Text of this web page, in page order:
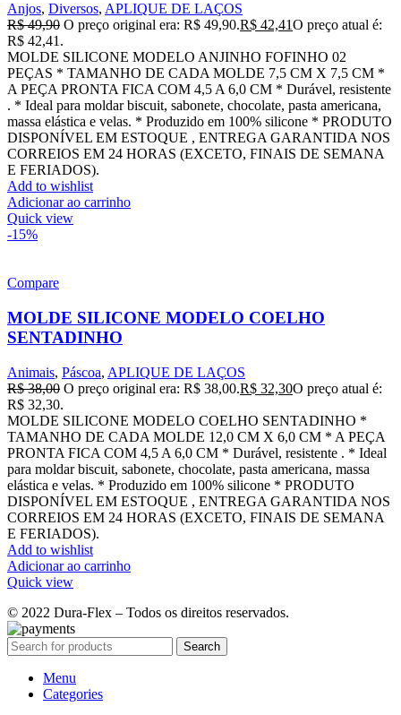
Anjos, Diversos, APLIQUE DE LAÇOS
R$49,90 O preço original era: R$ 49,90.R$ 42,41O preço atual é:
R$ 42,41.
MOLDE SILICONE MODELO ANJINHO FOFINHO 02
PEÇAS * TAMANHO DE CADA MOLDE 7,5 CM X 7,5 CM *
A PEÇA PRONTA FICA COM 4,5 A 6,0 CM * Durável, resistente
. * Ideal para moldar biscuit, sabonete, chocolate, pasta americana,
massa elástica e velas. * Produzido em 100% silicone * PRODUTO
DISPONÍVEL EM ESTOQUE , ENTREGA GARANTIDA NOS
CORREIOS EM 24 HORAS (EXCETO, FINAIS DE SEMANA
E FERIADOS).
Add to wishlist
Adicionar ao carrinho
Quick view
-15%
Compare
MOLDE SILICONE MODELO COELHO
SENTADINHO
Animais, Páscoa, APLIQUE DE LAÇOS
R$38,00 O preço original era: R$ 38,00.R$ 32,30O preço atual é:
R$ 32,30.
MOLDE SILICONE MODELO COELHO SENTADINHO *
TAMANHO DE CADA MOLDE 12,0 CM X 6,0 CM * A PEÇA
PRONTA FICA COM 4,5 A 6,0 CM * Durável, resistente . * Ideal
para moldar biscuit, sabonete, chocolate, pasta americana, massa
elástica e velas. * Produzido em 100% silicone * PRODUTO
DISPONÍVEL EM ESTOQUE , ENTREGA GARANTIDA NOS
CORREIOS EM 24 HORAS (EXCETO, FINAIS DE SEMANA
E FERIADOS).
Add to wishlist
Adicionar ao carrinho
Quick view
© 2022 Dura-Flex – Todos os direitos reservados.
Search
Menu
Categories